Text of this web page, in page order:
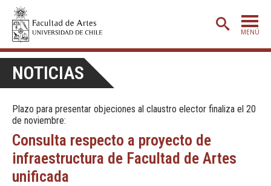
MENÚ
ADMISIÓN
ETAPA BÁSICA
CARRERAS
POSTGRADO
NOTICIAS
Plazo para presentar objeciones al claustro elector finaliza el 20
de noviembre:
Consulta respecto a proyecto de
infraestructura de Facultad de Artes
unificada